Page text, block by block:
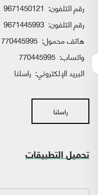
رقم التلفون: 9671450121
رقم التلفون: 9671445993
هاتف محمول: 770445995
واتساب:
البريد الإلكتروني: راسلنا
راسلنا
تحميل التطبيقات